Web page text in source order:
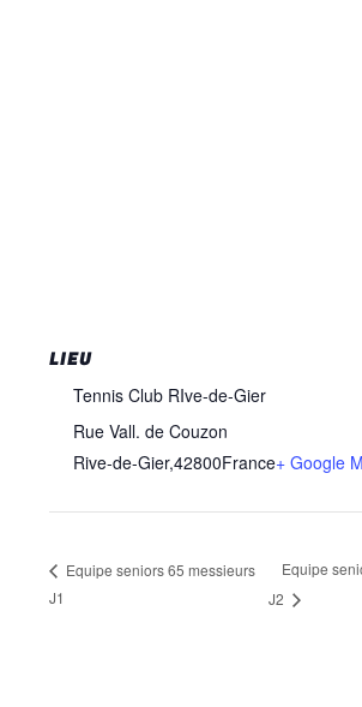
LIEU
Tennis Club RIve-de-Gier
Rue Vall. de Couzon
Rive-de-Gier,42800France+ Google
Equipe seniors 65 messieurs
J1
Equipe
J2